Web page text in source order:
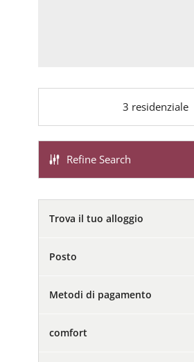
3 residenziale
Refine Search
Trova il tuo alloggio
Posto
Metodi di pagamento
comfort